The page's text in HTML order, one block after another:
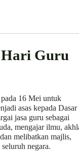
Hari Guru
16 Mei untuk
asas kepada Dasar
jasa guru sebagai
mengajar ilmu,
melibatkan majlis,
negara.